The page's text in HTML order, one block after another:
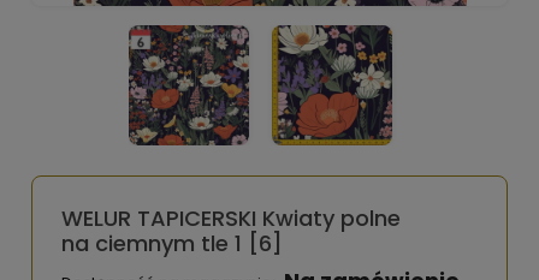
WELUR TAPICERSKI Kwiaty polne
na ciemnym tle 1 [6]